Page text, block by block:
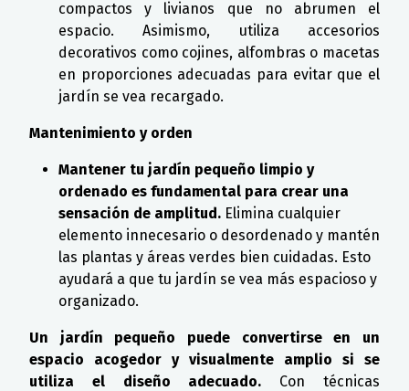
compactos y livianos que no abrumen el
espacio. Asimismo, utiliza accesorios
decorativos como cojines, alfombras o macetas
en proporciones adecuadas para evitar que el
jardín se vea recargado.
Mantenimiento y orden
Mantener tu jardín pequeño limpio y
ordenado es fundamental para crear una
sensación de amplitud. Elimina cualquier
elemento innecesario o desordenado y mantén
las plantas y áreas verdes bien cuidadas. Esto
ayudará a que tu jardín se vea más espacioso y
organizado.
Un jardín pequeño puede convertirse en un
espacio acogedor y visualmente amplio si se
utiliza el diseño adecuado. Con técnicas